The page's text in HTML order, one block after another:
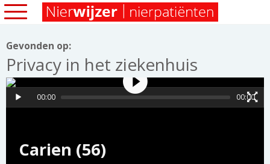
Gevonden op:
Privacy in het ziekenhuis
Carien (56)
00:00 00:00